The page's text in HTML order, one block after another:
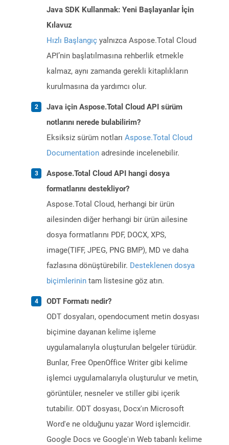
Java SDK Kullanmak: Yeni Başlayanlar İçin
Kılavuz
Hızlı Başlangıç yalnızca Aspose.Total Cloud
API’nin başlatılmasına rehberlik etmekle
kalmaz, aynı zamanda gerekli kitaplıkların
kurulmasına da yardımcı olur.
Java için Aspose.Total Cloud API sürüm
notlarını nerede bulabilirim?
Eksiksiz sürüm notları Aspose.Total Cloud
Documentation adresinde incelenebilir.
Aspose.Total Cloud API hangi dosya
formatlarını destekliyor?
Aspose.Total Cloud, herhangi bir ürün
ailesinden diğer herhangi bir ürün ailesine
dosya formatlarını PDF, DOCX, XPS,
image(TIFF, JPEG, PNG BMP), MD ve daha
fazlasına dönüştürebilir. Desteklenen dosya
biçimlerinin tam listesine göz atın.
ODT Formatı nedir?
ODT dosyaları, opendocument metin dosyası
biçimine dayanan kelime işleme
uygulamalarıyla oluşturulan belgeler türüdür.
Bunlar, Free OpenOffice Writer gibi kelime
işlemci uygulamalarıyla oluşturulur ve metin,
görüntüler, nesneler ve stiller gibi içerik
tutabilir. ODT dosyası, Docx'ın Microsoft
Word'e ne olduğunu yazar Word işlemcidir.
Google Docs ve Google'ın Web tabanlı kelime